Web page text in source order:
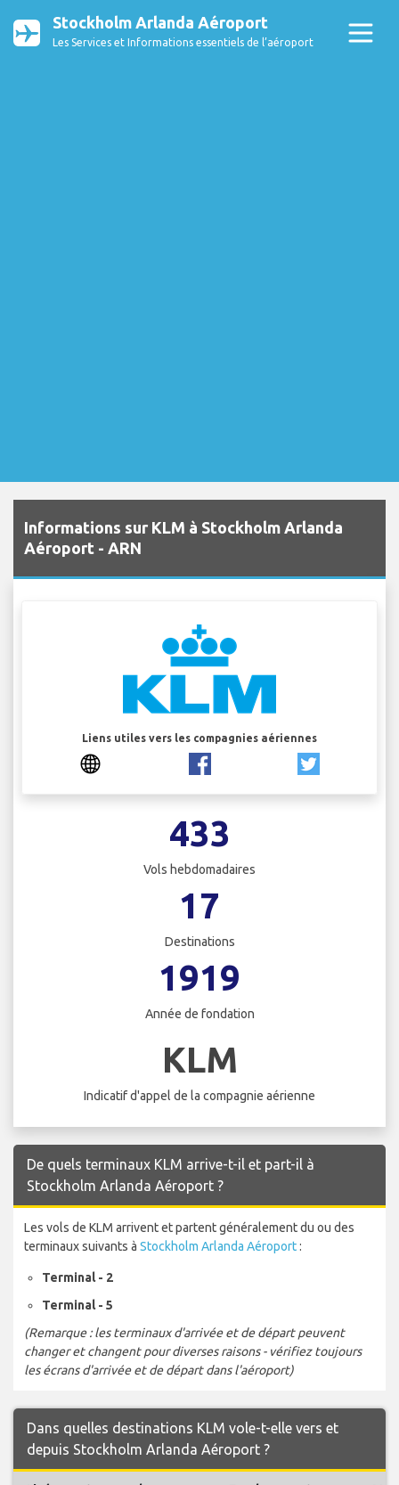
Stockholm Arlanda Aéroport
Les Services et Informations essentiels de l’aéroport
Informations sur KLM à Stockholm Arlanda
Aéroport - ARN
Liens utiles vers les compagnies aériennes
433
Vols hebdomadaires
17
Destinations
1919
Année de fondation
KLM
Indicatif d'appel de la compagnie aérienne
De quels terminaux KLM arrive-t-il et part-il à
Stockholm Arlanda Aéroport ?
Les vols de KLM arrivent et partent généralement du ou des
terminaux suivants à Stockholm Arlanda Aéroport:
Terminal - 2
Terminal - 5
(Remarque : les terminaux d'arrivée et de départ peuvent
changer et changent pour diverses raisons - vérifiez toujours
les écrans d'arrivée et de départ dans l'aéroport)
Dans quelles destinations KLM vole-t-elle vers et
depuis Stockholm Arlanda Aéroport ?